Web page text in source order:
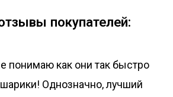
покупателей:
понимаю как они так быстро
Однозначно, лучший